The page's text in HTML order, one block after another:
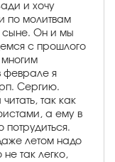
и хочу
по молитвам
сыне. Он и мы
с прошлого
многим
феврале я
Сергию.
так как
а ему в
потрудиться.
летом надо
не так легко,